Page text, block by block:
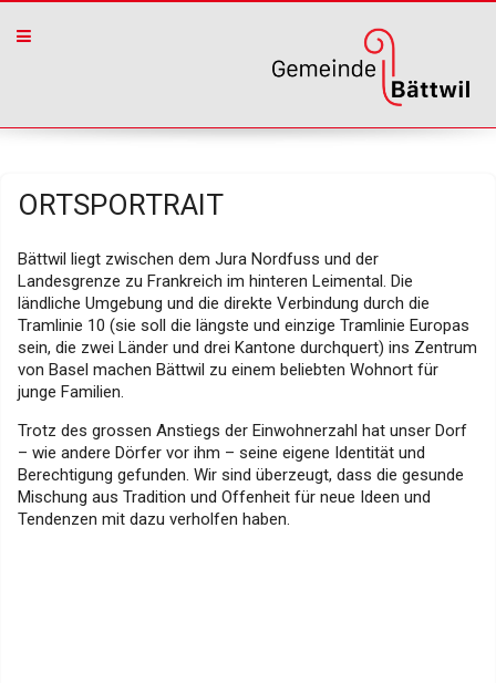
ORTSPORTRAIT
Bättwil liegt zwischen dem Jura Nordfuss und der
Landesgrenze zu Frankreich im hinteren Leimental. Die
ländliche Umgebung und die direkte Verbindung durch die
Tramlinie 10 (sie soll die längste und einzige Tramlinie Europas
sein, die zwei Länder und drei Kantone durchquert) ins Zentrum
von Basel machen Bättwil zu einem beliebten Wohnort für
junge Familien.
Trotz des grossen Anstiegs der Einwohnerzahl hat unser Dorf
– wie andere Dörfer vor ihm – seine eigene Identität und
Berechtigung gefunden. Wir sind überzeugt, dass die gesunde
Mischung aus Tradition und Offenheit für neue Ideen und
Tendenzen mit dazu verholfen haben.